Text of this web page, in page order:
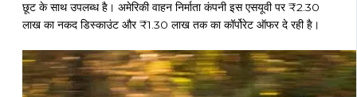
छूट के साथ उपलब्ध है। अमेरिकी वाहन निर्माता कंपनी इस एसयूवी पर ₹2.30
लाख का नकद डिस्काउंट और ₹1.30 लाख तक का कॉर्पोरेट ऑफर दे रही है।